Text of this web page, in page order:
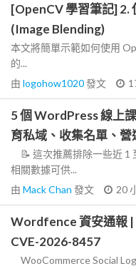
[OpenCV 學習筆記] 2.
(Image Blending)
本文將簡單示範如何使用
的...
由 logohow1020發文
5 個 WordPress 線上
育私域、收集名單、
📝 這次推薦排除一些近 1
相關數據可供...
由 Mack Chan 發文 20
Wordfence 資安通報
CVE-2026-8457
WooCommerce Social